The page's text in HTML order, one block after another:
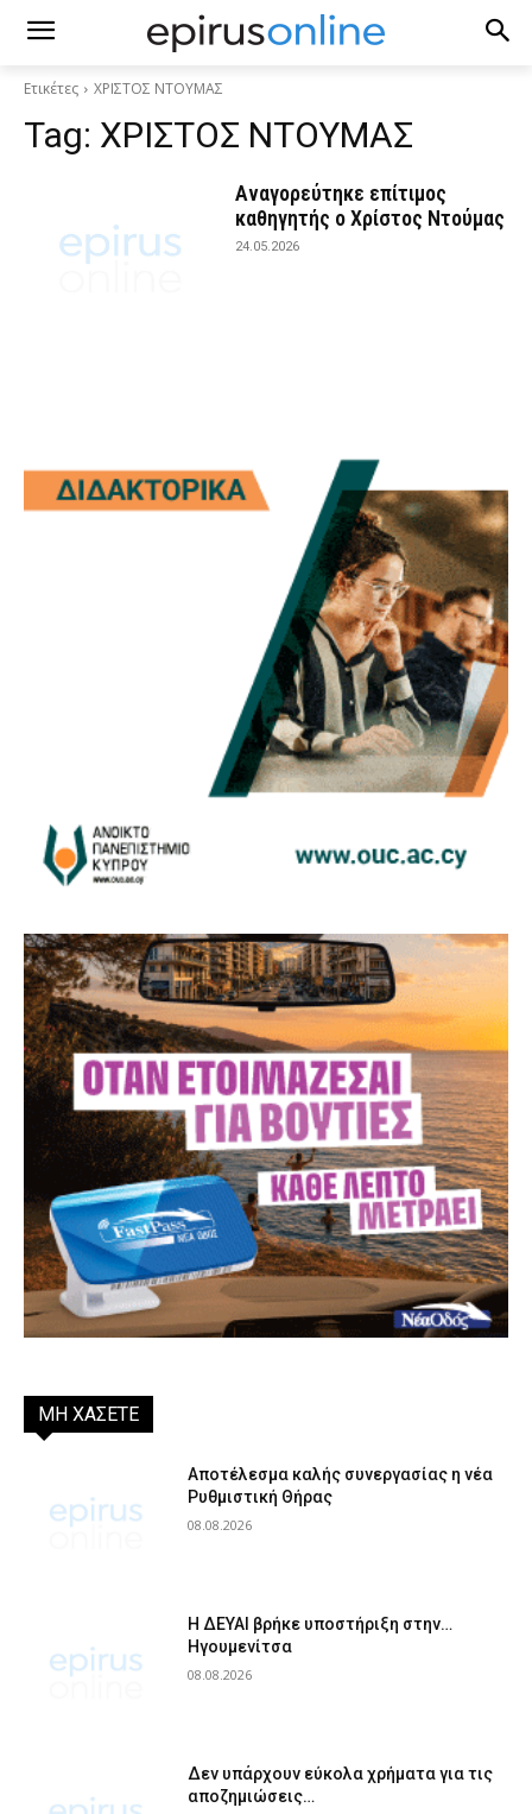
Ετικέτες ΧΡΙΣΤΟΣ ΝΤΟΥΜΑΣ
Tag: ΧΡΙΣΤΟΣ ΝΤΟΥΜΑΣ
Αναγορεύτηκε επίτιμος
καθηγητής ο Χρίστος Ντούμας
24.05.2026
ΜΗ ΧΑΣΕΤΕ
Αποτέλεσμα καλής συνεργασίας η νέα
Ρυθμιστική Θήρας
08.08.2026
Η ΔΕΥΑΙ βρήκε υποστήριξη στην…
Ηγουμενίτσα
08.08.2026
Δεν υπάρχουν εύκολα χρήματα για τις
αποζημιώσεις…